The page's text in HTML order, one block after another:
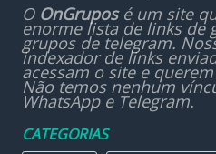
O OnGruposé um site
enorme lista de links de
grupos de telegram.
indexador de links
acessam o site e
Não temos nenhum
WhatsApp e Telegram.
CATEGORIAS